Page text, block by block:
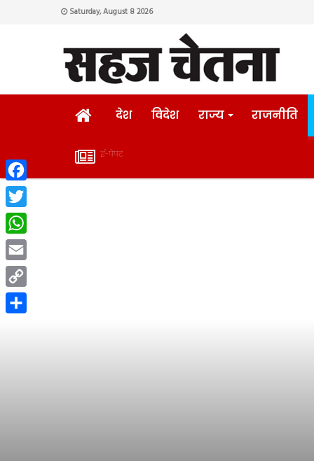
Saturday, August 8 2026
HOMEदेश विदेश राज्य राजनीति
ई-
ई-पेपर
Facebook
Twitter
WhatsApp
Email
Copy
Link